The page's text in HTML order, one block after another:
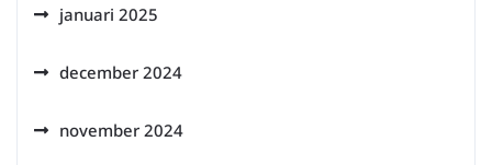
januari 2025
december 2024
november 2024